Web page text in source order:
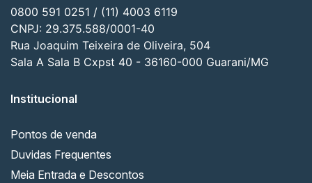
0800 591 0251 / (11) 4003 6119
CNPJ: 29.375.588/0001-40
Rua Joaquim Teixeira de Oliveira, 504
Sala A Sala B Cxpst 40 - 36160-000 Guarani/MG
Institucional
Pontos de venda
Duvidas Frequentes
Meia Entrada e Descontos